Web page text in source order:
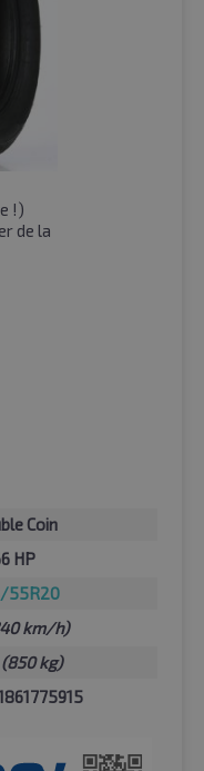
!)
de la
Coin
HP
55R20
km/h)
(850 kg)